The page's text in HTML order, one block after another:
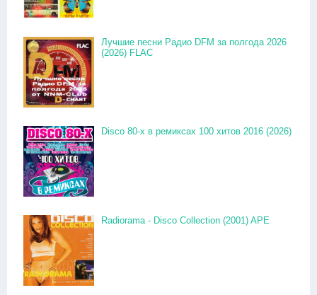
Лучшие песни Радио DFM за полгода 2026
(2026) FLAC
Disco 80-x в ремиксах 100 хитов 2016 (2026)
Radiorama - Disco Collection (2001) APE